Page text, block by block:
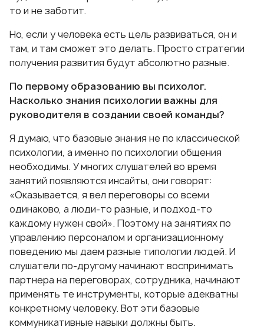
то и не заботит.
Но, если у человека есть цель развиваться, он и
там, и там сможет это делать. Просто стратегии
получения развития будут абсолютно разные.
По первому образованию вы психолог.
Насколько знания психологии важны для
руководителя в создании своей команды?
Я думаю, что базовые знания не по классической
психологии, а именно по психологии общения
необходимы. У многих слушателей во время
занятий появляются инсайты, они говорят:
«Оказывается, я вел переговоры со всеми
одинаково, а люди-то разные, и подход-то
каждому нужен свой». Поэтому на занятиях по
управлению персоналом и организационному
поведению мы даем разные типологии людей. И
слушатели по-другому начинают воспринимать
партнера на переговорах, сотрудника, начинают
применять те инструменты, которые адекватны
конкретному человеку. Вот эти базовые
коммуникативные навыки должны быть.